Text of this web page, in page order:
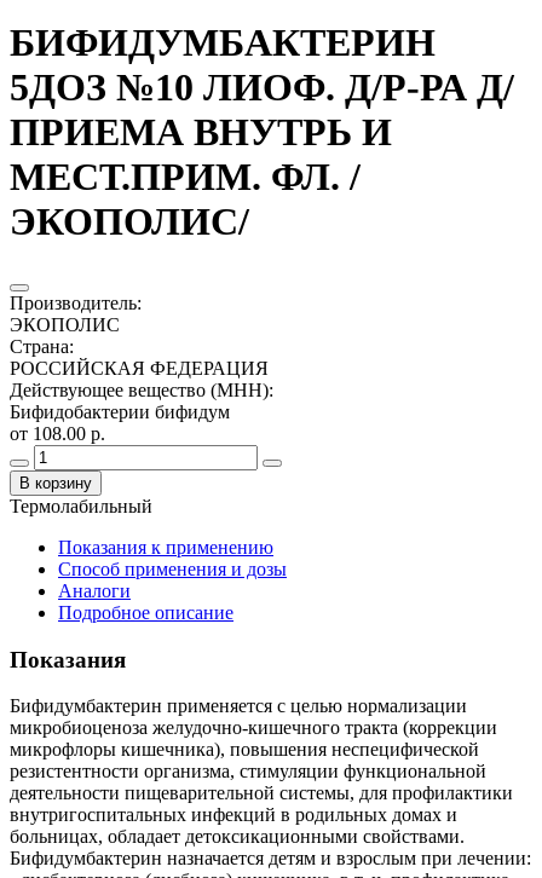
БИФИДУМБАКТЕРИН
5ДОЗ №10 ЛИОФ. Д/Р-РА Д/
ПРИЕМА ВНУТРЬ И
МЕСТ.ПРИМ. ФЛ. /
ЭКОПОЛИС/
Производитель:
ЭКОПОЛИС
Страна:
РОССИЙСКАЯ ФЕДЕРАЦИЯ
Действующее вещество (МНН):
Бифидобактерии бифидум
от 108.00 р.
В корзину
Термолабильный
Показания к применению
Способ применения и дозы
Аналоги
Подробное описание
Показания
Бифидумбактерин применяется с целью нормализации
микробиоценоза желудочно-кишечного тракта (коррекции
микрофлоры кишечника), повышения неспецифической
резистентности организма, стимуляции функциональной
деятельности пищеварительной системы, для профилактики
внутригоспитальных инфекций в родильных домах и
больницах, обладает детоксикационными свойствами.
Бифидумбактерин назначается детям и взрослым при лечении: